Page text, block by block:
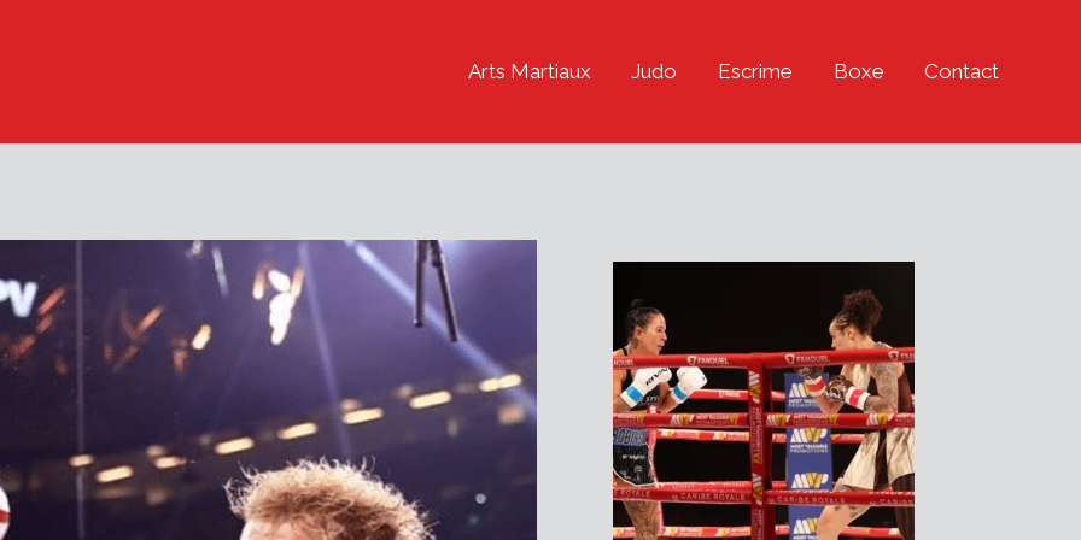
Arts Martiaux Judo Escrime Boxe Contact